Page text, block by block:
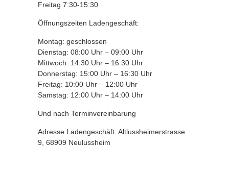
Freitag 7:30-15:30
Öffnungszeiten Ladengeschäft:
Montag: geschlossen
Dienstag: 08:00 Uhr – 09:00 Uhr
Mittwoch: 14:30 Uhr – 16:30 Uhr
Donnerstag: 15:00 Uhr – 16:30 Uhr
Freitag: 10:00 Uhr – 12:00 Uhr
Samstag: 12:00 Uhr – 14:00 Uhr
Und nach Terminvereinbarung
Adresse Ladengeschäft: Altlussheimerstrasse
9, 68909 Neulussheim